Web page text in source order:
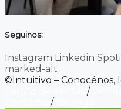
Seguinos:
Instagram Linkedin
marked-alt
©Intuitivo – Conocénos,
/
/